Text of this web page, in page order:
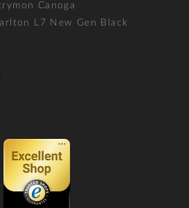
Canoga
L7 New Gen Black